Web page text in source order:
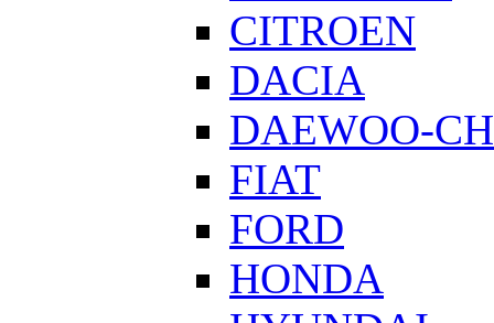
CITROEN
DACIA
DAEWOO-
FIAT
FORD
HONDA